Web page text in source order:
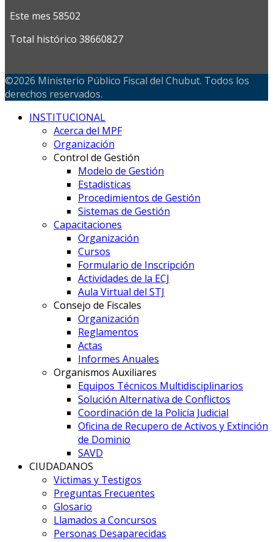
Este mes 58502
Total histórico 38660827
©2026 Ministerio Público Fiscal del Chubut. Todos los
derechos reservados.
INSTITUCIONAL
Acerca del MPF
Organización
Control de Gestión
Modelo de Gestión
Estadisticas
Procedimientos de Gestión
Sistemas de Gestión
Capacitaciones
Organización
Cursos
Formulario de Inscripción
Actividades de la ECJ
Aula Virtual del STJ
Consejo de Fiscales
Organización
Reglamentos
Actas
Informes Anuales
Organismos Auxiliares
Equipos Técnicos Multidisciplinarios
Solución Alternativa de Conflictos
Coordinación de la Policía Judicial
Oficina de Recupero de Activos y Extinción
de Dominio
SAVD
CIUDADANOS
Victimas y Testigos
Preguntas Frecuentes
Glosario
Llamados a Concursos
Personas Desaparecidas